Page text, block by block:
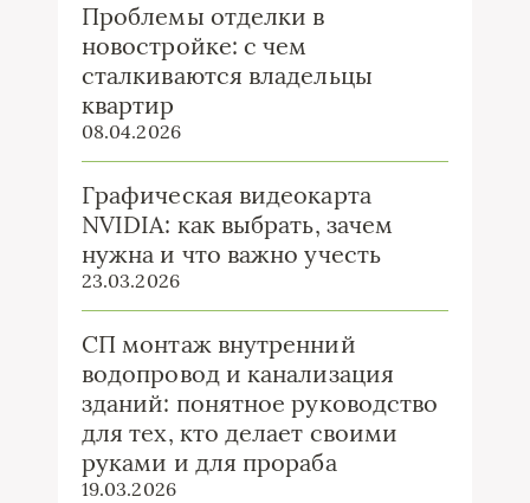
Проблемы отделки в
новостройке: с чем
сталкиваются владельцы
квартир
08.04.2026
Графическая видеокарта
NVIDIA: как выбрать, зачем
нужна и что важно учесть
23.03.2026
СП монтаж внутренний
водопровод и канализация
зданий: понятное руководство
для тех, кто делает своими
руками и для прораба
19.03.2026